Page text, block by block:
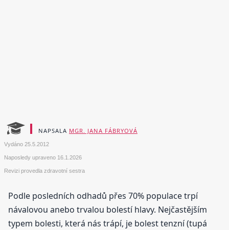
NAPSALA MGR. JANA FÁBRYOVÁ
Vydáno 25.5.2012
Naposledy upraveno 16.1.2026
Revizi provedla zdravotní sestra
Podle posledních odhadů přes 70% populace trpí
návalovou anebo trvalou bolestí hlavy. Nejčastějším
typem bolesti, která nás trápí, je bolest tenzní (tupá